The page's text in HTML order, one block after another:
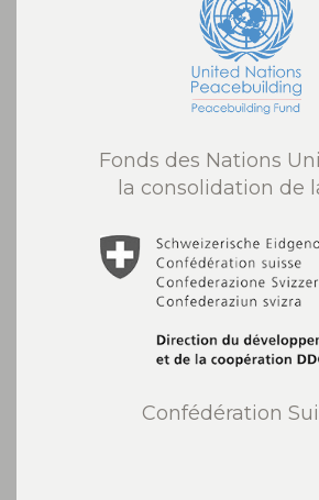
Fonds des Nations
la consolidation de
Confédération